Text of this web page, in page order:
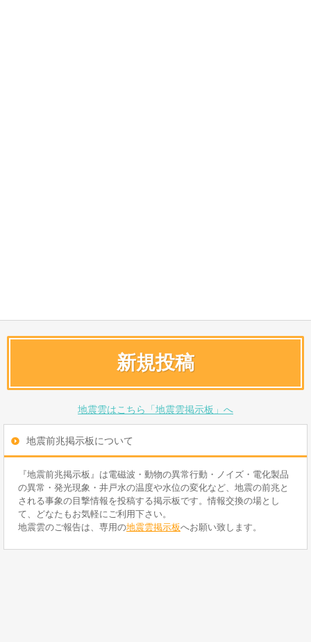
新規投稿
地震雲はこちら「地震雲掲示板」へ
地震前兆掲示板について
『地震前兆掲示板』は電磁波・動物の異常行動・ノイズ・電化製品
の異常・発光現象・井戸水の温度や水位の変化など、地震の前兆と
される事象の目撃情報を投稿する掲示板です。情報交換の場とし
て、どなたもお気軽にご利用下さい。
地震雲のご報告は、専用の地震雲掲示板へお願い致します。